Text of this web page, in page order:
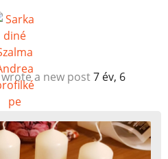
wrote a new post7 év, 6